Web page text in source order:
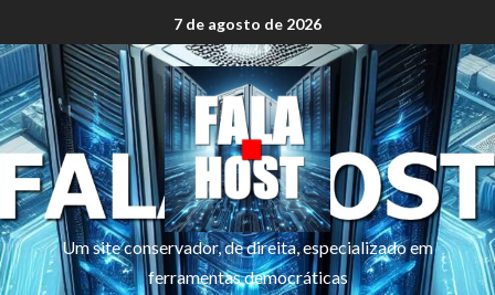
7 de agosto de 2026
Um site conservador, de direita, especializado em
ferramentas democráticas